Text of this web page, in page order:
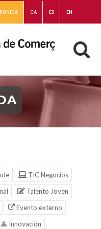
CA ES EN
TIC Negocios
Talento Joven
Evento externo
Innovación